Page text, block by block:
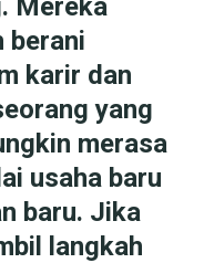
berani
karir dan
yang
merasa
usaha baru
baru. Jika
langkah